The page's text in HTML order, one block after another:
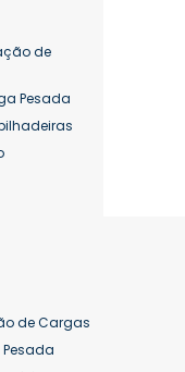
de
Pesada
Preço
de Cargas